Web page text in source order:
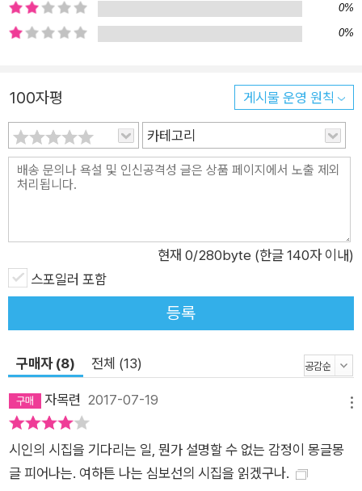
리고 시인의 손으로 잊지 않기 위해 기록한다. 그렇기에 이 시집
안에서 헤어짐의 고통도 사라지는 아픔도 전부 과정의 일부이자,
불가능한 지점까지 가닿기 전에, 이별이 영원한 끝이 되어버리기
직전을 포착하는 심보선의 시 세계는 그 안에서 다른 방향으로 나
아갈 수 있는 가능성의 공간을 그려낸다. 불행이 불행으로 끝나지
않기를, “우리가 헤어질 뻔해도 끝내 헤어지지 않고 결혼할 수 있
도록”(「카르마」), 심보선의 시적 언어가 수행하는 가능성의 시공
복적으로 등장하는 시구 “들어라”를 통해 독자들은 이 시에 수신
자가 있음을 짐작할 수 있다. “들어라”, 이후 뒤따라오는 청자는
“어머니와 아버지가 사랑한 것을 모두 증오했기에 자신까지 혐오
하게 된 장자” “거울 앞에서 얼굴의 얼룩을 노려보는 처녀” “한
스러운 이미지들이 화자가 청자로서 소환하는 자들이다. 내가 이
하나를 고르라 했다 내가 손가락으로 가리키자 그것이 그의 이름
이라 했다 같은 목록에서 이제 내 이름을 찾아보라 했다 그날 거
기서 어떤 변화가 시작됐다 ―「근육의 문제」 부분 알려졌다시피
심보선은 갈등이 첨예하게 대립하는 사회 운동의 현장에 자주 모
0%
0%
100자평 게시물 운영 원칙
카테고리
현재 0/280byte (한글 140자 이내)
스포일러 포함
등록
구매자 (8) 전체 (13)
자목련 2017-07-19
시인의 시집을 기다리는 일, 뭔가 설명할 수 없는 감정이 몽글몽
글 피어나는. 여하튼 나는 심보선의 시집을 읽겠구나.